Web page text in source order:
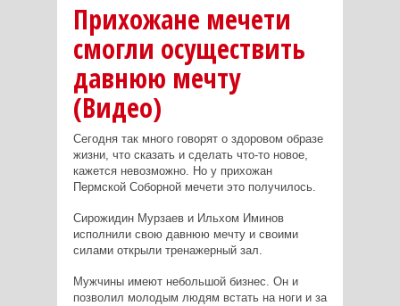
Прихожане мечети
смогли осуществить
давнюю мечту
(Видео)
Сегодня так много говорят о здоровом образе
жизни, что сказать и сделать что-то новое,
кажется невозможно. Но у прихожан
Пермской Соборной мечети это получилось.
Сирожидин Мурзаев и Ильхом Иминов
исполнили свою давнюю мечту и своими
силами открыли тренажерный зал.
Мужчины имеют небольшой бизнес. Он и
позволил молодым людям встать на ноги и за